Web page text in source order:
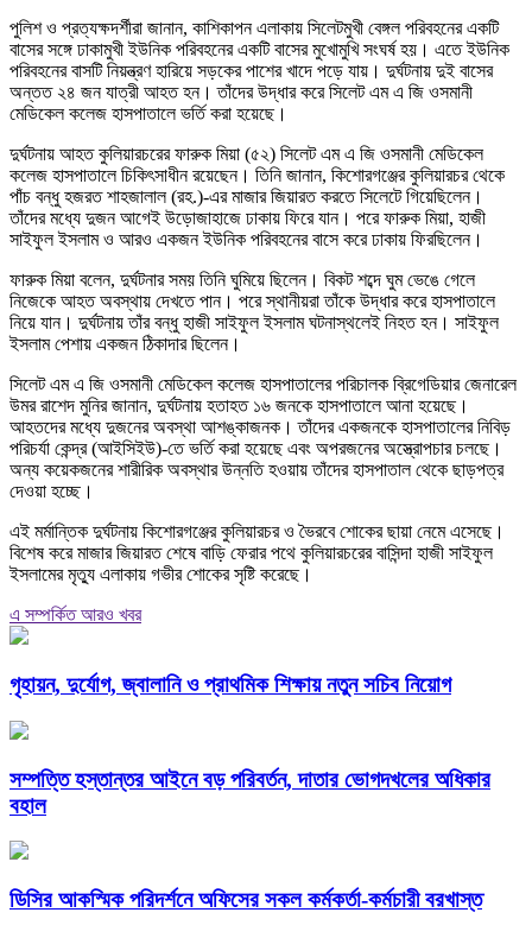
পুলিশ ও প্রত্যক্ষদর্শীরা জানান, কাশিকাপন এলাকায় সিলেটমুখী বেঙ্গল পরিবহনের একটি
বাসের সঙ্গে ঢাকামুখী ইউনিক পরিবহনের একটি বাসের মুখোমুখি সংঘর্ষ হয়। এতে ইউনিক
পরিবহনের বাসটি নিয়ন্ত্রণ হারিয়ে সড়কের পাশের খাদে পড়ে যায়। দুর্ঘটনায় দুই বাসের
অন্তত ২৪ জন যাত্রী আহত হন। তাঁদের উদ্ধার করে সিলেট এম এ জি ওসমানী
মেডিকেল কলেজ হাসপাতালে ভর্তি করা হয়েছে।
দুর্ঘটনায় আহত কুলিয়ারচরের ফারুক মিয়া (৫২) সিলেট এম এ জি ওসমানী মেডিকেল
কলেজ হাসপাতালে চিকিৎসাধীন রয়েছেন। তিনি জানান, কিশোরগঞ্জের কুলিয়ারচর থেকে
পাঁচ বন্ধু হজরত শাহজালাল (রহ.)-এর মাজার জিয়ারত করতে সিলেটে গিয়েছিলেন।
তাঁদের মধ্যে দুজন আগেই উড়োজাহাজে ঢাকায় ফিরে যান। পরে ফারুক মিয়া, হাজী
সাইফুল ইসলাম ও আরও একজন ইউনিক পরিবহনের বাসে করে ঢাকায় ফিরছিলেন।
ফারুক মিয়া বলেন, দুর্ঘটনার সময় তিনি ঘুমিয়ে ছিলেন। বিকট শব্দে ঘুম ভেঙে গেলে
নিজেকে আহত অবস্থায় দেখতে পান। পরে স্থানীয়রা তাঁকে উদ্ধার করে হাসপাতালে
নিয়ে যান। দুর্ঘটনায় তাঁর বন্ধু হাজী সাইফুল ইসলাম ঘটনাস্থলেই নিহত হন। সাইফুল
ইসলাম পেশায় একজন ঠিকাদার ছিলেন।
সিলেট এম এ জি ওসমানী মেডিকেল কলেজ হাসপাতালের পরিচালক ব্রিগেডিয়ার জেনারেল
উমর রাশেদ মুনির জানান, দুর্ঘটনায় হতাহত ১৬ জনকে হাসপাতালে আনা হয়েছে।
আহতদের মধ্যে দুজনের অবস্থা আশঙ্কাজনক। তাঁদের একজনকে হাসপাতালের নিবিড়
পরিচর্যা কেন্দ্র (আইসিইউ)-তে ভর্তি করা হয়েছে এবং অপরজনের অস্ত্রোপচার চলছে।
অন্য কয়েকজনের শারীরিক অবস্থার উন্নতি হওয়ায় তাঁদের হাসপাতাল থেকে ছাড়পত্র
দেওয়া হচ্ছে।
এই মর্মান্তিক দুর্ঘটনায় কিশোরগঞ্জের কুলিয়ারচর ও ভৈরবে শোকের ছায়া নেমে এসেছে।
বিশেষ করে মাজার জিয়ারত শেষে বাড়ি ফেরার পথে কুলিয়ারচরের বাসিন্দা হাজী সাইফুল
ইসলামের মৃত্যু এলাকায় গভীর শোকের সৃষ্টি করেছে।
এ সম্পর্কিত আরও খবর
গৃহায়ন, দুর্যোগ, জ্বালানি ও প্রাথমিক শিক্ষায় নতুন সচিব নিয়োগ
সম্পত্তি হস্তান্তর আইনে বড় পরিবর্তন, দাতার ভোগদখলের অধিকার
বহাল
ডিসির আকস্মিক পরিদর্শনে অফিসের সকল কর্মকর্তা-কর্মচারী বরখাস্ত